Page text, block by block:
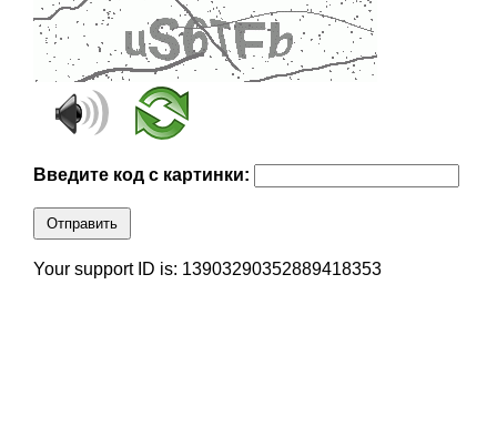
Введите код с картинки:
Отправить
Your support ID is: 13903290352889418353